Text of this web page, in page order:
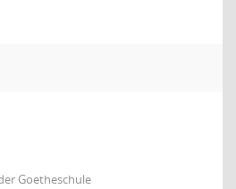
Goetheschule